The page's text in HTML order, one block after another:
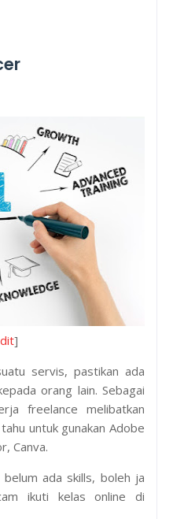
]
servis, pastikan ada
orang lain. Sebagai
freelance melibatkan
untuk gunakan Adobe
Canva.
ada skills, boleh ja
ikuti kelas online di